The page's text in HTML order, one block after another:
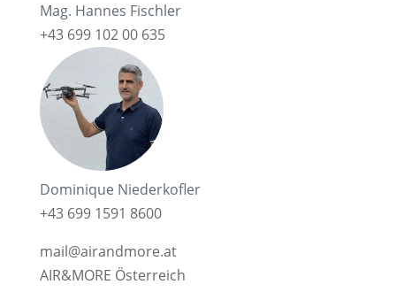
Mag. Hannes Fischler
+43 699 102 00 635
Dominique Niederkofler
+43 699 1591 8600
mail@airandmore.at
AIR&MORE Österreich